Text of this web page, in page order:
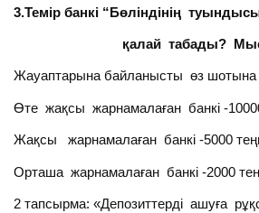
3.Темір банкі “Бөліндінің
қалай табады? Мысал
Жауаптарына байланысты өз
Өте жақсы жарнамалаған банкі -
Жақсы жарнамалаған банкі -5000
Орташа жарнамалаған банкі -2000
2 тапсырма: «Депозиттерді ашуға